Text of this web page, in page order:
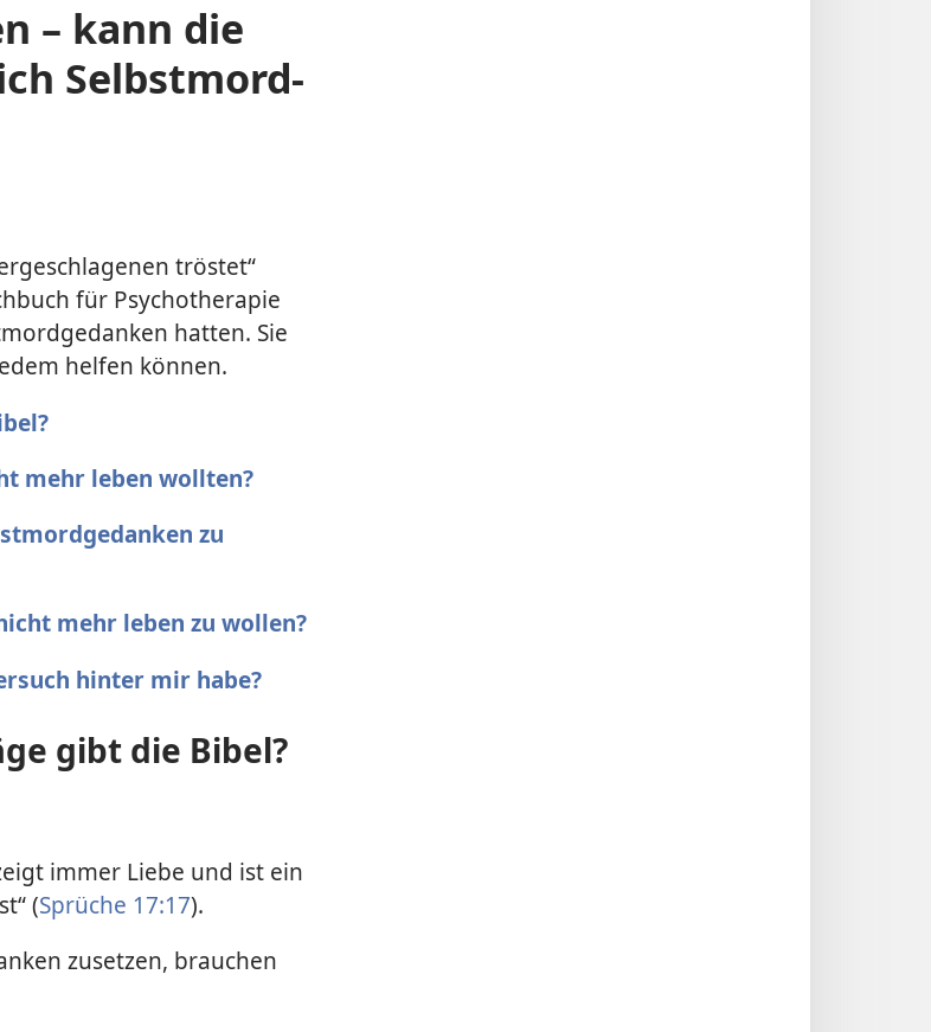
– kann die
Selbstmord­
tröstet“
für Psychotherapie
hatten. Sie
helfen können.
mehr leben wollten?
zu
mehr leben zu wollen?
hinter mir habe?
gibt die Bibel?
immer Liebe und ist ein
(Sprüche 17:17).
zusetzen, brauchen